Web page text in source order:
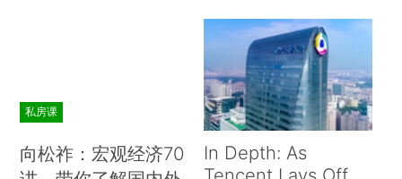
私房课
向松祚：宏观经济70
In Depth: As